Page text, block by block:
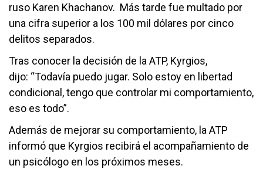
ruso Karen Khachanov. Más tarde fue multado por
una cifra superior a los 100 mil dólares por cinco
delitos separados.
Tras conocer la decisión de la ATP, Kyrgios,
dijo: “Todavía puedo jugar. Solo estoy en libertad
condicional, tengo que controlar mi comportamiento,
eso es todo”.
Además de mejorar su comportamiento, la ATP
informó que Kyrgios recibirá el acompañamiento de
un psicólogo en los próximos meses.